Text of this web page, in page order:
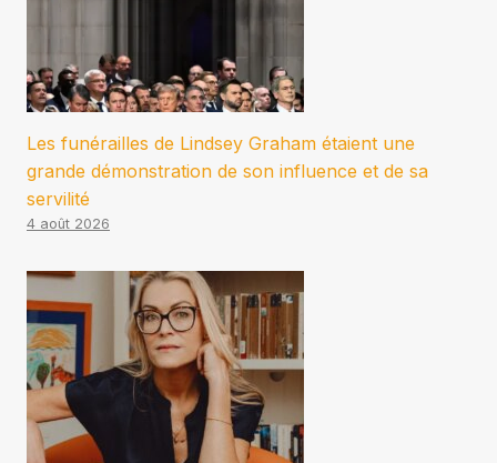
Les funérailles de Lindsey Graham étaient une
grande démonstration de son influence et de sa
servilité
4 août 2026